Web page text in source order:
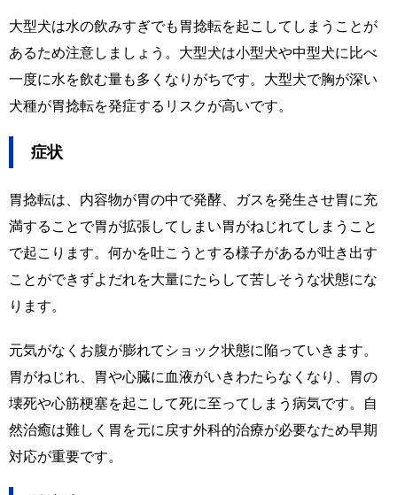
大型犬は水の飲みすぎでも胃捻転を起こしてしまうことが
あるため注意しましょう。大型犬は小型犬や中型犬に比べ
一度に水を飲む量も多くなりがちです。大型犬で胸が深い
犬種が胃捻転を発症するリスクが高いです。
症状
胃捻転は、内容物が胃の中で発酵、ガスを発生させ胃に充
満することで胃が拡張してしまい胃がねじれてしまうこと
で起こります。何かを吐こうとする様子があるが吐き出す
ことができずよだれを大量にたらして苦しそうな状態にな
ります。
元気がなくお腹が膨れてショック状態に陥っていきます。
胃がねじれ、胃や心臓に血液がいきわたらなくなり、胃の
壊死や心筋梗塞を起こして死に至ってしまう病気です。自
然治癒は難しく胃を元に戻す外科的治療が必要なため早期
対応が重要です。